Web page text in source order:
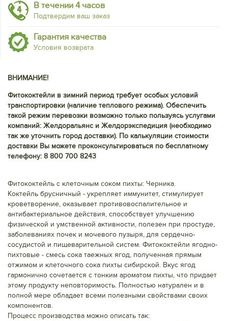
В течении 4 часов
Подтвердим ваш заказ
Гарантия качества
Условия возврата
ВНИМАНИЕ!
Фитококтейли в зимний период требует особых условий
транспортировки (наличие теплового режима). Обеспечить
такой режим перевозки возможно только пользуясь услугами
компаний: Желдоральянс и Желдорэкспедиция (необходимо
так же уточнить город доставки). По калькуляции стоимости
доставки Вы можете проконсультироваться по бесплатному
телефону: 8 800 700 8243
Фитококтейль с клеточным соком пихты: Черника.
Коктейль брусничный - укрепляет иммунитет, стимулирует
кроветворение, оказывает противовоспалительное и
антибактериальное действия, способствует улучшению
физической и умственной активности, полезен при простуде,
заболеваниях почек и мочевого пузыря, для сердечно-
сосудистой и пищеварительной систем. Фитококтейли ягодно-
пихтовые - смесь сока таежных ягод, полученная прямым
отжимом и клеточного сока пихты сибирской. Вкус ягод
гармонично сочетается с тонким ароматом пихты, что придает
этому продукту неповторимость. Полностью натурален и в
полной мере обладает всеми полезными свойствами своих
компонентов.
Процесс производства можно описать так: